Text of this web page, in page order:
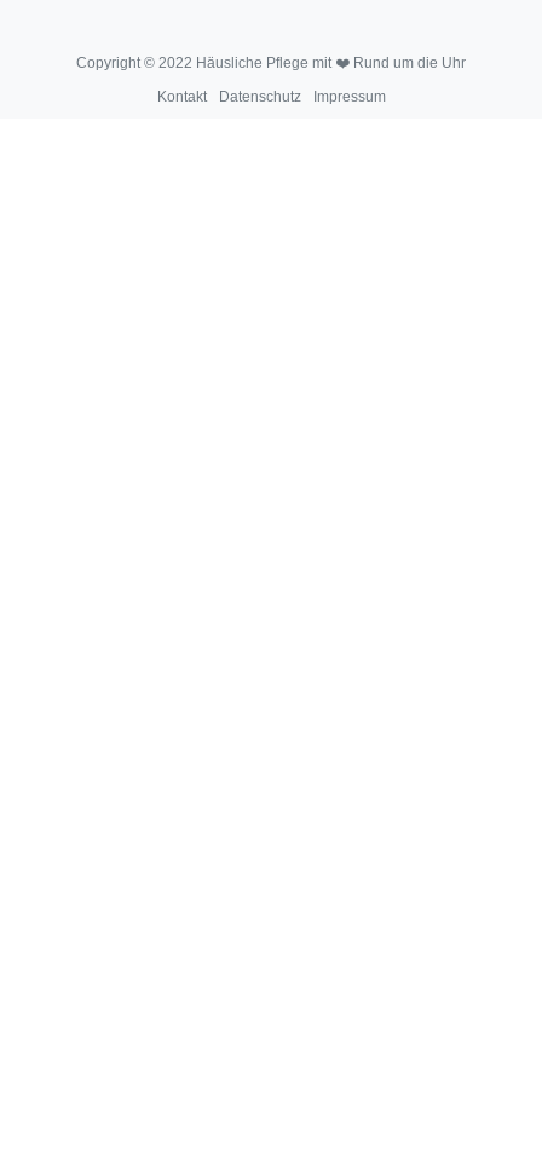
Copyright © 2022 Häusliche Pflege mit ❤️ Rund um die Uhr
Kontakt
Datenschutz Impressum